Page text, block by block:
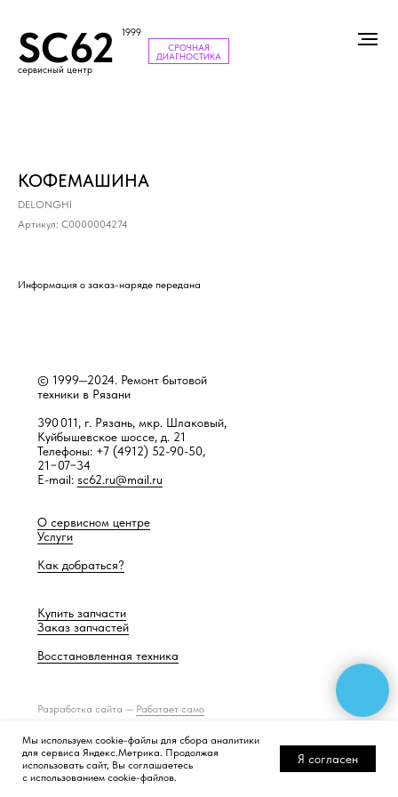
SC62 1999
сервисный центр
СРОЧНАЯ
ДИАГНОСТИКА
КОФЕМАШИНА
DELONGHI
Артикул: С0000004274
Информация о заказ-наряде передана
Разработка сайта — Работает само
© 1999—2024. Ремонт бытовой
техники в Рязани
390 011, г. Рязань, мкр. Шлаковый,
Куйбышевское шоссе, д. 21
Телефоны: +7 (4912) 52-90-50,
21−07−34
E-mail: sc62.ru@mail.ru
О сервисном центре
Услуги
Как добраться?
Купить запчасти
Заказ запчастей
Восстановленная техника
Мы используем cookie-файлы для сбора аналитики
для сервиса Яндекс.Метрика. Продолжая
использовать сайт, Вы соглашаетесь
с использованием cookie-файлов.
Я согласен